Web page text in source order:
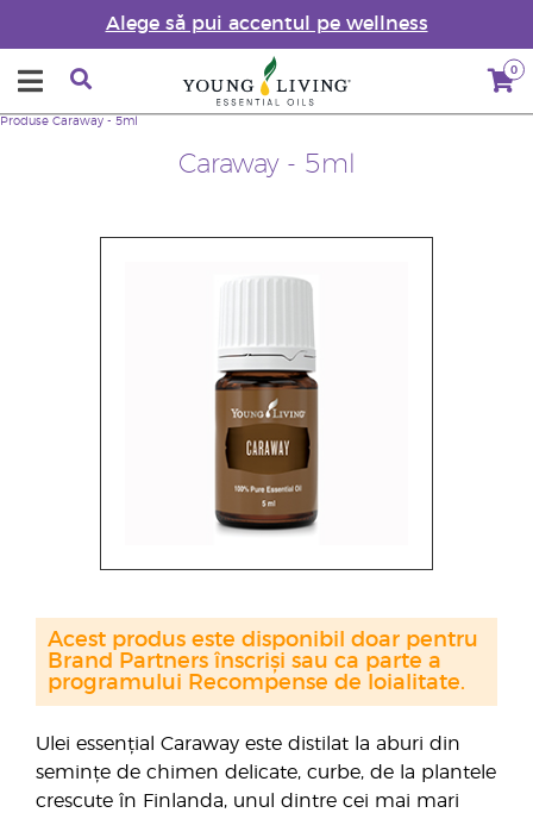
Alege să pui accentul pe wellness
0
Caraway - 5ml
Produse Caraway - 5ml
Ulei essențial Caraway este distilat la aburi din
semințe de chimen delicate, curbe, de la plantele
crescute în Finlanda, unul dintre cei mai mari
Acest produs este disponibil doar pentru
Brand Partners înscriși sau ca parte a
programului Recompense de loialitate.